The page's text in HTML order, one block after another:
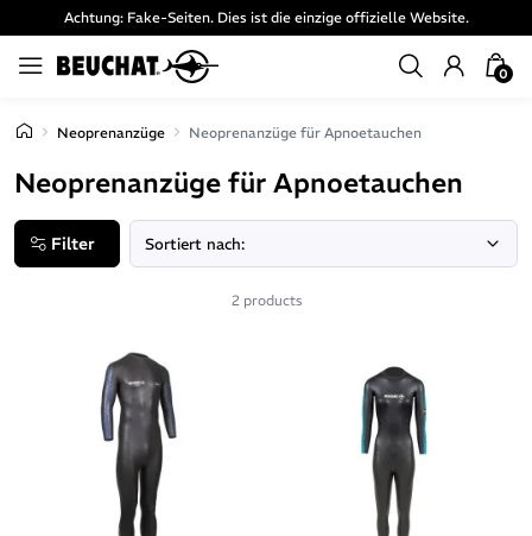
Achtung: Fake-Seiten. Dies ist die einzige offizielle Website.
0
Neoprenanzüge Neoprenanzüge für Apnoetauchen
Neoprenanzüge für Apnoetauchen
Filter
2 products